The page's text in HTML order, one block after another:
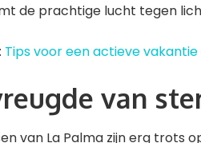
de prachtige lucht tegen
Tips voor een actieve
van
van La Palma zijn erg trots